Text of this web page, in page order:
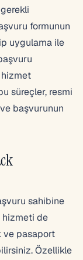
formunun
uygulama ile
süreçler, resmi
başvurunun
sahibine
hizmeti de
ve pasaport
Özellikle